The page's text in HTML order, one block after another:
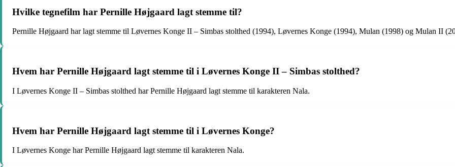
Hvilke tegnefilm har Pernille Højgaard lagt stemme til?
Pernille Højgaard har lagt stemme til Løvernes Konge II – Simbas stolthed (1994), Løvernes Konge (1994), Mulan (1998) og Mulan II
Hvem har Pernille Højgaard lagt stemme til i Løvernes Konge II – Simbas stolthed?
I Løvernes Konge II – Simbas stolthed har Pernille Højgaard lagt stemme til karakteren Nala.
Hvem har Pernille Højgaard lagt stemme til i Løvernes Konge?
I Løvernes Konge har Pernille Højgaard lagt stemme til karakteren Nala.